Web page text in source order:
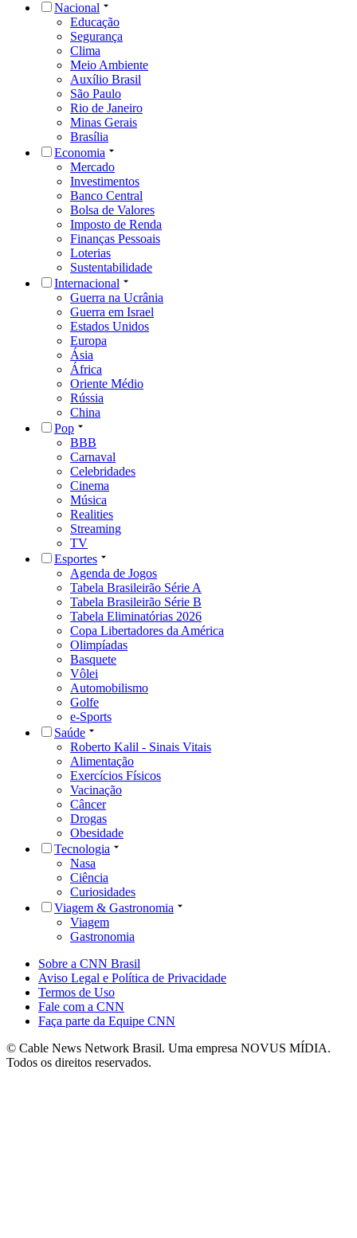
Nacional
Educação
Segurança
Clima
Meio Ambiente
Auxílio Brasil
São Paulo
Rio de Janeiro
Minas Gerais
Brasília
Economia
Mercado
Investimentos
Banco Central
Bolsa de Valores
Imposto de Renda
Finanças Pessoais
Loterias
Sustentabilidade
Internacional
Guerra na Ucrânia
Guerra em Israel
Estados Unidos
Europa
Ásia
África
Oriente Médio
Rússia
China
Pop
BBB
Carnaval
Celebridades
Cinema
Música
Realities
Streaming
TV
Esportes
Agenda de Jogos
Tabela Brasileirão Série A
Tabela Brasileirão Série B
Tabela Eliminatórias 2026
Copa Libertadores da América
Olimpíadas
Basquete
Vôlei
Automobilismo
Golfe
e-Sports
Saúde
Roberto Kalil - Sinais Vitais
Alimentação
Exercícios Físicos
Vacinação
Câncer
Drogas
Obesidade
Tecnologia
Nasa
Ciência
Curiosidades
Viagem & Gastronomia
Viagem
Gastronomia
Sobre a CNN Brasil
Aviso Legal e Política de Privacidade
Termos de Uso
Fale com a CNN
Faça parte da Equipe CNN
© Cable News Network Brasil. Uma empresa NOVUS MÍDIA.
Todos os direitos reservados.